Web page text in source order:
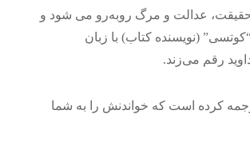
حقیقت، عدالت و مرگ روبه‌رو می شود و
(نویسنده کتاب) با زبان
رقم می‌زند.
کرده است که خواندنش را به شما